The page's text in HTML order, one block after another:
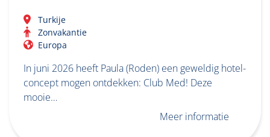
Turkije
Zonvakantie
Europa
In juni 2026 heeft Paula (Roden) een geweldig hotel-
concept mogen ontdekken: Club Med! Deze
mooie…
Meer informatie